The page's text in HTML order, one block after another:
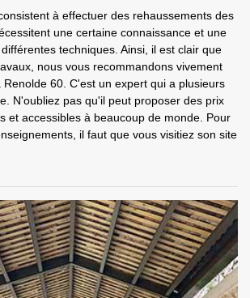
à effectuer des rehaussements des
une certaine connaissance et une
techniques. Ainsi, il est clair que
nous vous recommandons vivement
60. C'est un expert qui a plusieurs
N'oubliez pas qu'il peut proposer des prix
et accessibles à beaucoup de monde. Pour
il faut que vous visitiez son site